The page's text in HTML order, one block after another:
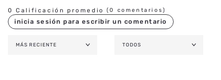
0 Calificación promedio (0 comentarios)
MÁS RECIENTE TODOS